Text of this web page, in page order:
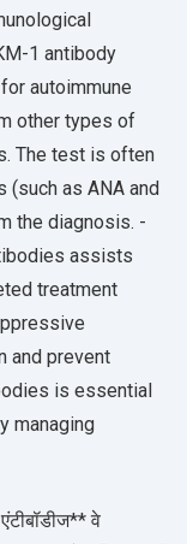
1 antibody
autoimmune
other types of
The test is often
as ANA and
the diagnosis. -
assists
treatment
and prevent
is essential
managing
वे